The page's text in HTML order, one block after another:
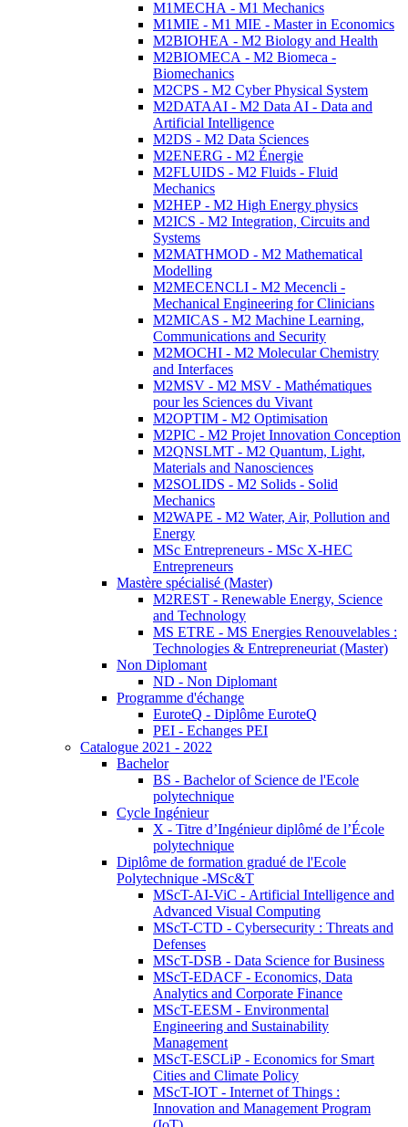
M1MECHA - M1 Mechanics
M1MIE - M1 MIE - Master in Economics
M2BIOHEA - M2 Biology and Health
M2BIOMECA - M2 Biomeca -
Biomechanics
M2CPS - M2 Cyber Physical System
M2DATAAI - M2 Data AI - Data and
Artificial Intelligence
M2DS - M2 Data Sciences
M2ENERG - M2 Énergie
M2FLUIDS - M2 Fluids - Fluid
Mechanics
M2HEP - M2 High Energy physics
M2ICS - M2 Integration, Circuits and
Systems
M2MATHMOD - M2 Mathematical
Modelling
M2MECENCLI - M2 Mecencli -
Mechanical Engineering for Clinicians
M2MICAS - M2 Machine Learning,
Communications and Security
M2MOCHI - M2 Molecular Chemistry
and Interfaces
M2MSV - M2 MSV - Mathématiques
pour les Sciences du Vivant
M2OPTIM - M2 Optimisation
M2PIC - M2 Projet Innovation Conception
M2QNSLMT - M2 Quantum, Light,
Materials and Nanosciences
M2SOLIDS - M2 Solids - Solid
Mechanics
M2WAPE - M2 Water, Air, Pollution and
Energy
MSc Entrepreneurs - MSc X-HEC
Entrepreneurs
Mastère spécialisé (Master)
M2REST - Renewable Energy, Science
and Technology
MS ETRE - MS Energies Renouvelables :
Technologies & Entrepreneuriat (Master)
Non Diplomant
ND - Non Diplomant
Programme d'échange
EuroteQ - Diplôme EuroteQ
PEI - Echanges PEI
Catalogue 2021 - 2022
Bachelor
BS - Bachelor of Science de l'Ecole
polytechnique
Cycle Ingénieur
X - Titre d’Ingénieur diplômé de l’École
polytechnique
Diplôme de formation gradué de l'Ecole
Polytechnique -MSc&T
MScT-AI-ViC - Artificial Intelligence and
Advanced Visual Computing
MScT-CTD - Cybersecurity : Threats and
Defenses
MScT-DSB - Data Science for Business
MScT-EDACF - Economics, Data
Analytics and Corporate Finance
MScT-EESM - Environmental
Engineering and Sustainability
Management
MScT-ESCLiP - Economics for Smart
Cities and Climate Policy
MScT-IOT - Internet of Things :
Innovation and Management Program